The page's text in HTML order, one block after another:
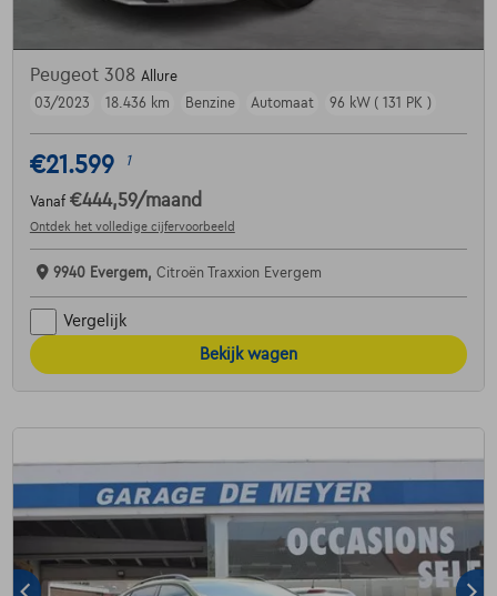
Peugeot 308 Allure
03/2023
18.436 km Benzine Automaat 96 kW ( 131 PK )
€21.599 1
Vanaf €444,59/maand
Ontdek het volledige cijfervoorbeeld
9940 Evergem, Citroën Traxxion Evergem
Vergelijk
Bekijk wagen